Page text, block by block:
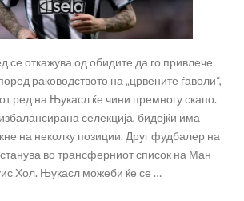
се откажува од обидите да го привлече
раководството на „црвените ѓаволи“,
ред на Њукасл ќе чини премногу скапо.
селекција, бидејќи има
на неколку позиции. Друг фудбалер на
во трансферниот список на Ман
Хол. Њукасл можеби ќе се …